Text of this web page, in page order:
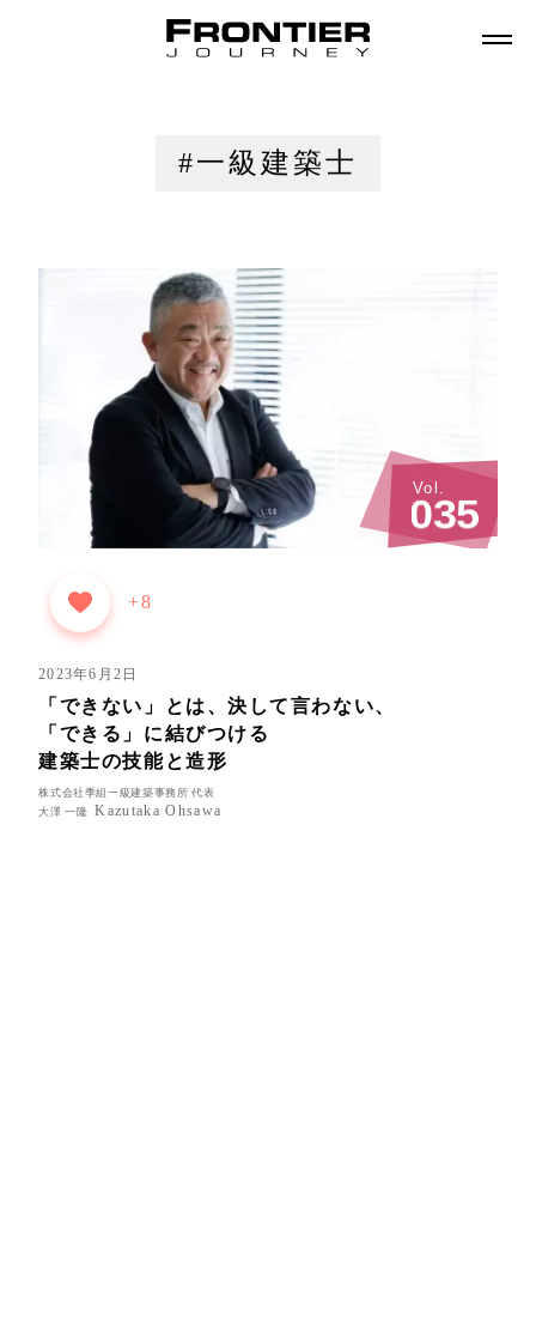
#一級建築士
Vol.
035
+8
2023年6月2日
「できない」とは、決して言わない、
「できる」に結びつける
建築士の技能と造形
株式会社季組一級建築事務所 代表
大澤 一隆
Kazutaka Ohsawa